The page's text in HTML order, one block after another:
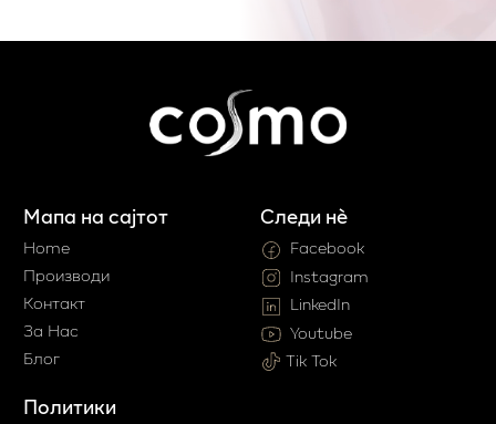
Мапа на сајтот
Home
Производи
Контакт
За Нас
Блог
Политики
Следи нè
Facebook
Instagram
LinkedIn
Youtube
Tik Tok